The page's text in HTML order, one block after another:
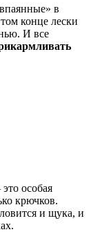
в
конце лески
И все
особая
крючков.
и щука, и